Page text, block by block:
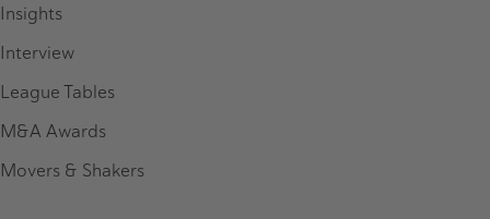
Insights
Interview
League Tables
M&A Awards
Movers & Shakers